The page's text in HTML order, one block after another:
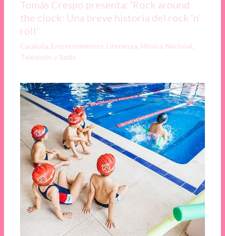
Tomás Crespo presenta: ‘Rock around
the clock: Una breve historia del rock ‘n’
roll’
Cataluña, Entretenimiento, Literatura, Música, Nacional,
Televisión y Radio